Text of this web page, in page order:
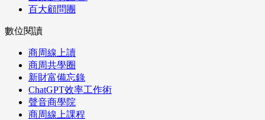
百大顧問團
數位閱讀
商周線上讀
商周共學圈
新財富備忘錄
ChatGPT效率工作術
聲音商學院
商周線上課程